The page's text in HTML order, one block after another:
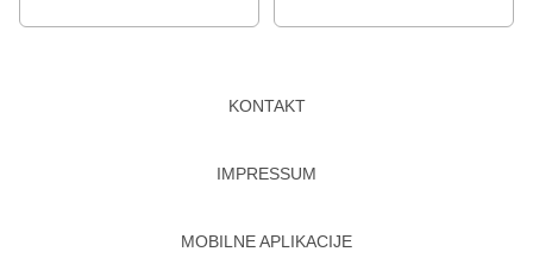
KONTAKT
IMPRESSUM
MOBILNE APLIKACIJE